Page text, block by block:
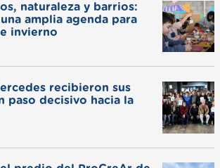
naturaleza y barrios:
amplia agenda para
invierno
recibieron sus
paso decisivo hacia la